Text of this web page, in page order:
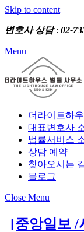
Skip to content
변호사 상담: 02-
Menu
더라이트하
대표변호사
법률서비스
상담 예약
찾아오시는
블로그
Close Menu
[중앙일보 /